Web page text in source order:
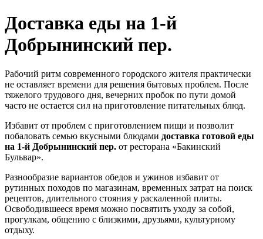
Доставка еды на 1-й
Добрынинский пер.
Рабочий ритм современного городского жителя практически
не оставляет времени для решения бытовых проблем. После
тяжелого трудового дня, вечерних пробок по пути домой
часто не остается сил на приготовление питательных блюд.
Избавит от проблем с приготовлением пищи и позволит
побаловать семью вкусными блюдами доставка готовой еды
на 1-й Добрынинский пер. от ресторана «Бакинский
Бульвар».
Разнообразие вариантов обедов и ужинов избавит от
рутинных походов по магазинам, временных затрат на поиск
рецептов, длительного стояния у раскаленной плиты.
Освободившееся время можно посвятить уходу за собой,
прогулкам, общению с близкими, друзьями, культурному
отдыху.